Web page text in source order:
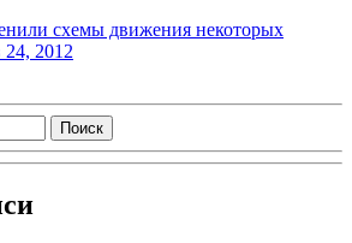
схемы движения некоторых
2012